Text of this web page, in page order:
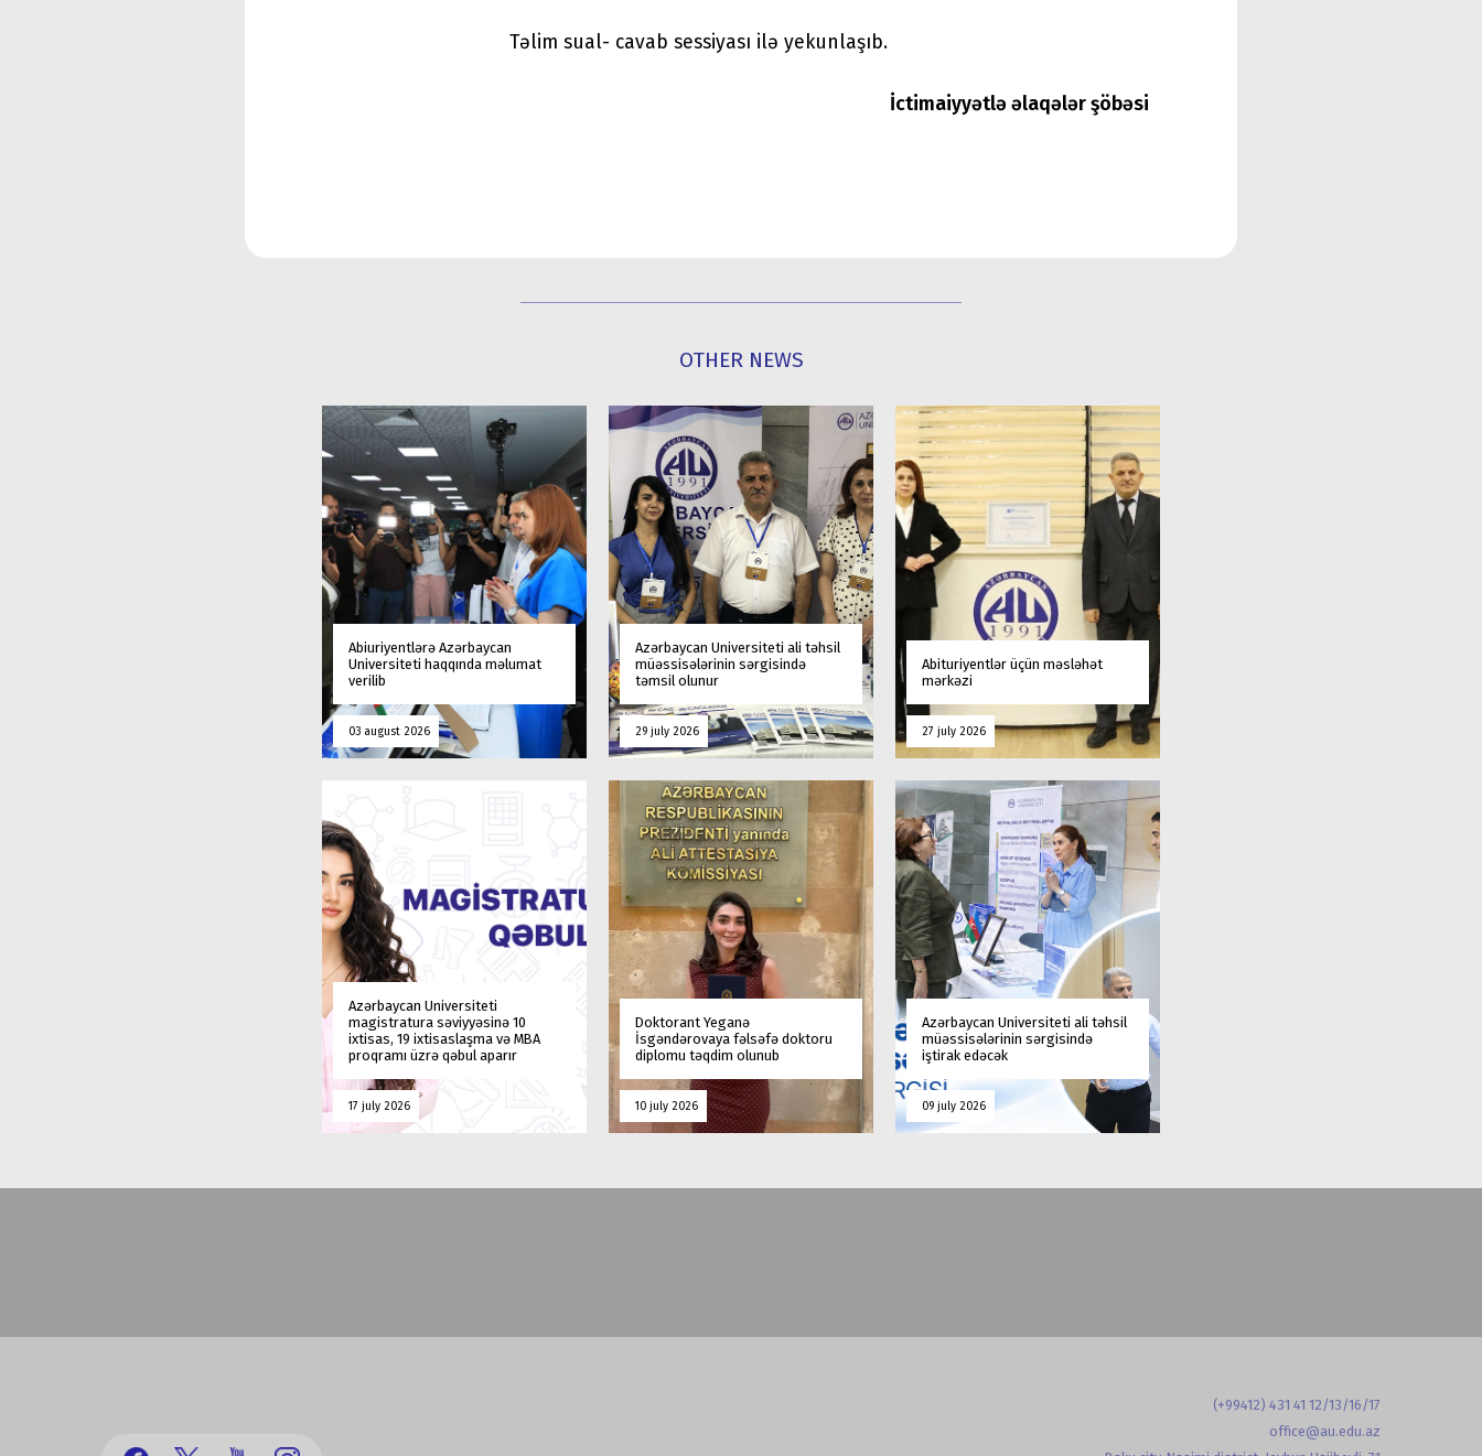
Təlim sual- cavab sessiyası ilə yekunlaşıb.
İctimaiyyətlə əlaqələr şöbəsi
OTHER NEWS
Abiuriyentlərə Azərbaycan
Universiteti haqqında məlumat
verilib
03 august 2026
Azərbaycan Universiteti ali təhsil
müəssisələrinin sərgisində
təmsil olunur
29 july 2026
Abituriyentlər üçün məsləhət
mərkəzi
27 july 2026
Azərbaycan Universiteti
magistratura səviyyəsinə 10
ixtisas, 19 ixtisaslaşma və MBA
proqramı üzrə qəbul aparır
17 july 2026
Doktorant Yeganə
İsgəndərovaya fəlsəfə doktoru
diplomu təqdim olunub
10 july 2026
Azərbaycan Universiteti ali təhsil
müəssisələrinin sərgisində
iştirak edəcək
09 july 2026
(+99412) 431 41 12/13/16/17
office@au.edu.az